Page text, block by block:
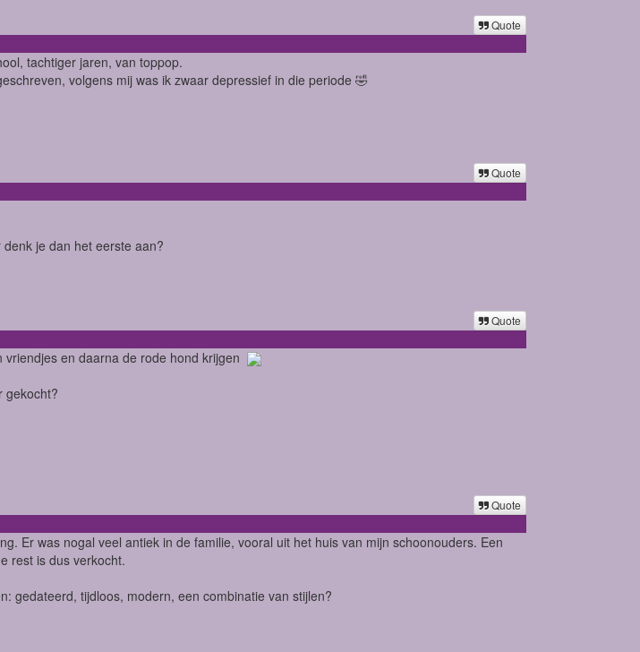
Quote
tachtiger jaren, van toppop.
volgens mij was ik zwaar depressief in die periode 🤣
Quote
je dan het eerste aan?
Quote
en daarna de rode hond krijgen
gekocht?
Quote
Er was nogal veel antiek in de familie, vooral uit het huis van mijn schoonouders. Een
rest is dus verkocht.
gedateerd, tijdloos, modern, een combinatie van stijlen?